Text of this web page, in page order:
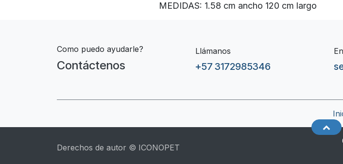
MEDIDAS: 1.58 cm ancho 120 cm largo
Como puedo ayudarle?
Contáctenos
Llámanos
+57 3172985346
Derechos de autor © ICONOPET